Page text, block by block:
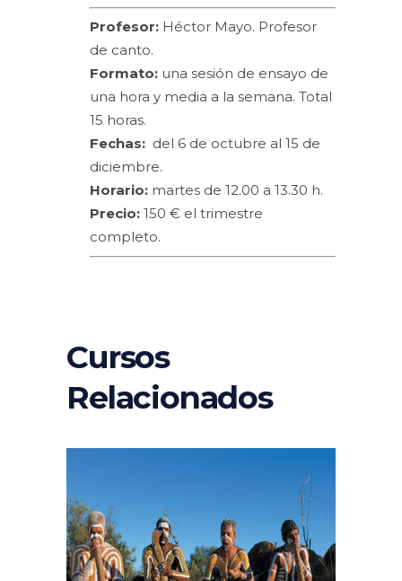
Profesor: Héctor Mayo. Profesor
de canto.
Formato: una sesión de ensayo de
una hora y media a la semana. Total
15 horas.
Fechas: del 6 de octubre al 15 de
diciembre.
Horario: martes de 12.00 a 13.30 h.
Precio: 150 € el trimestre
completo.
Cursos
Relacionados